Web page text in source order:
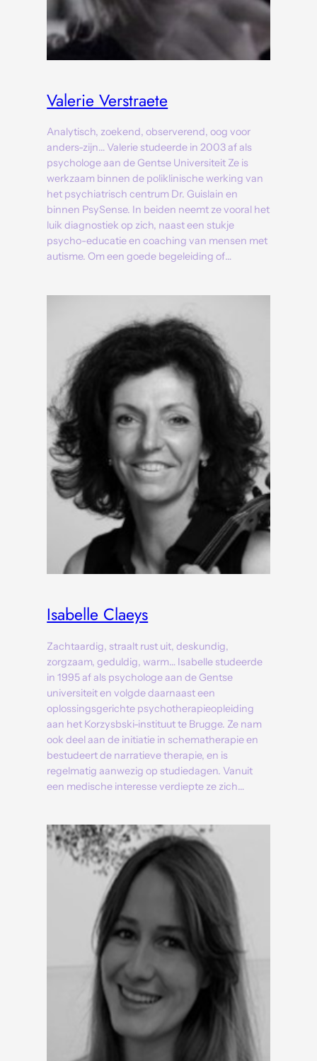
Valerie Verstraete
Analytisch, zoekend, observerend, oog voor
anders-zijn… Valerie studeerde in 2003 af als
psychologe aan de Gentse Universiteit Ze is
werkzaam binnen de poliklinische werking van
het psychiatrisch centrum Dr. Guislain en
binnen PsySense. In beiden neemt ze vooral het
luik diagnostiek op zich, naast een stukje
psycho-educatie en coaching van mensen met
autisme. Om een goede begeleiding of…
Isabelle Claeys
Zachtaardig, straalt rust uit, deskundig,
zorgzaam, geduldig, warm… Isabelle studeerde
in 1995 af als psychologe aan de Gentse
universiteit en volgde daarnaast een
oplossingsgerichte psychotherapieopleiding
aan het Korzysbski-instituut te Brugge. Ze nam
ook deel aan de initiatie in schematherapie en
bestudeert de narratieve therapie, en is
regelmatig aanwezig op studiedagen. Vanuit
een medische interesse verdiepte ze zich…